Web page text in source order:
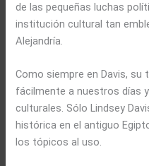
de las pequeñas luchas
institución cultural tan
Alejandría.
Como siempre en Davis, su
fácilmente a nuestros días
culturales. Sólo Lindsey
histórica en el antiguo
los tópicos al uso.